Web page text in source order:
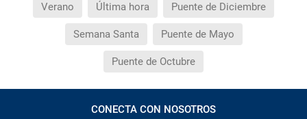
Verano Última hora Puente de Diciembre
Semana Santa Puente de Mayo
Puente de Octubre
CONECTA CON NOSOTROS